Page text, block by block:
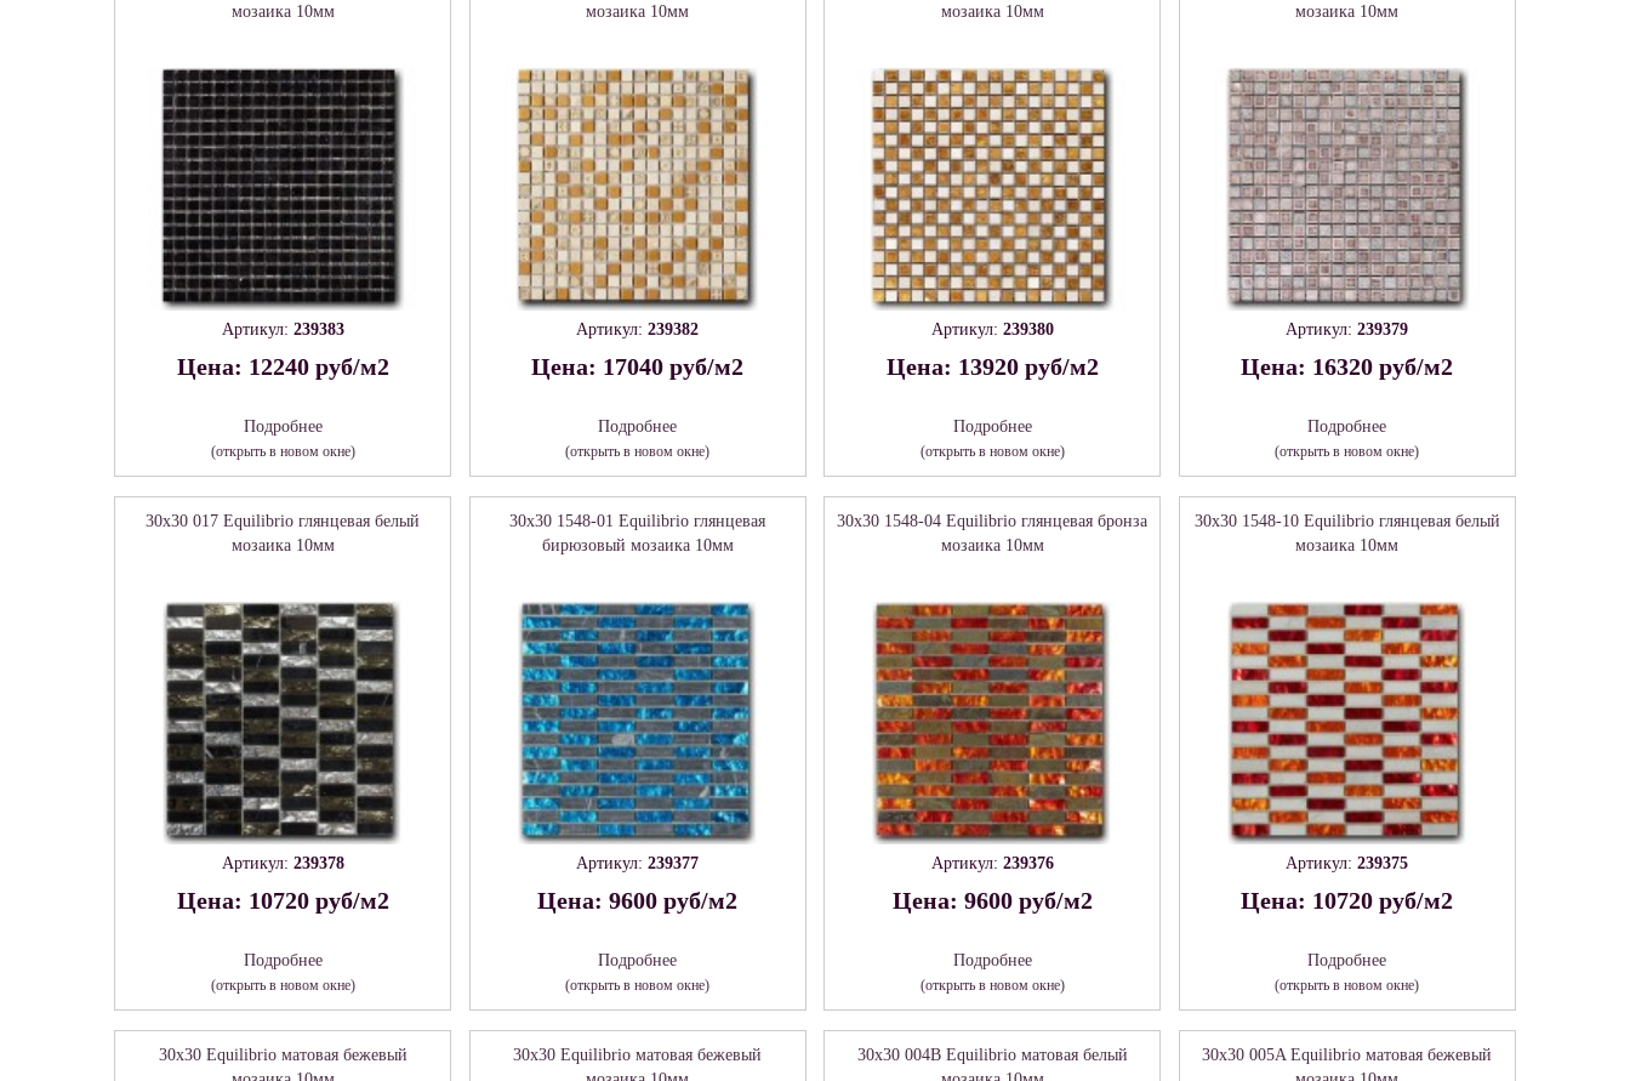
мозаика 10мм
Артикул: 239383
Цена: 12240 руб/м2
Подробнее
(открыть в новом окне)
мозаика 10мм
Артикул:239382
Цена: 17040 руб/м2
Подробнее
(открыть в новом окне)
мозаика 10мм
Артикул: 239380
Цена: 13920 руб/м2
Подробнее
(открыть в новом окне)
мозаика 10мм
Артикул:239379
Цена: 16320 руб/м2
Подробнее
(открыть в новом окне)
30x30 017 Equilibrio глянцевая белый
мозаика 10мм
Артикул: 239378
Цена: 10720 руб/м2
Подробнее
(открыть в новом окне)
30x30 1548-01 Equilibrio глянцевая
бирюзовый мозаика 10мм
Артикул:239377
Цена: 9600 руб/м2
Подробнее
(открыть в новом окне)
30x30 1548-04 Equilibrio глянцевая бронза
мозаика 10мм
Артикул: 239376
Цена: 9600 руб/м2
Подробнее
(открыть в новом окне)
30x30 1548-10 Equilibrio глянцевая белый
мозаика 10мм
Артикул:239375
Цена: 10720 руб/м2
Подробнее
(открыть в новом окне)
30x30 Equilibrio матовая бежевый
30x30 Equilibrio матовая бежевый
30x30 004B Equilibrio матовая белый
30x30 005A Equilibrio матовая бежевый